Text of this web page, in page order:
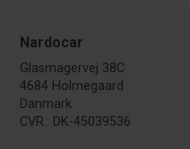
Nardocar
Glasmagervej 38C
4684 Holmegaard
Danmark
CVR.: DK-45039536